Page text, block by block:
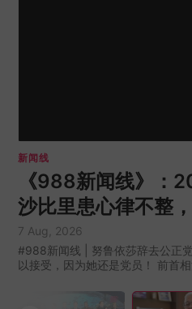
新闻线
《988新闻线》：
沙比里患心律不整
术审理展延！
7 Aug, 2026
#988新闻线 | 努鲁依莎辞去公正
以接受，因为她还是党员！ 前首
线！主播： #淑婷 #可恩